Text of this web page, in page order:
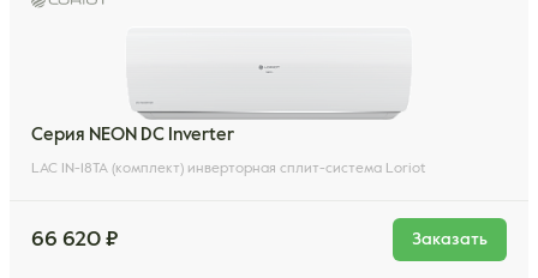
Серия NEON DC Inverter
LAC IN-18TA (комплект) инверторная сплит-система Loriot
66 620 ₽ Заказать